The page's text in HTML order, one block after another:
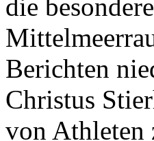
die
Berichten
Christus
von Athleten